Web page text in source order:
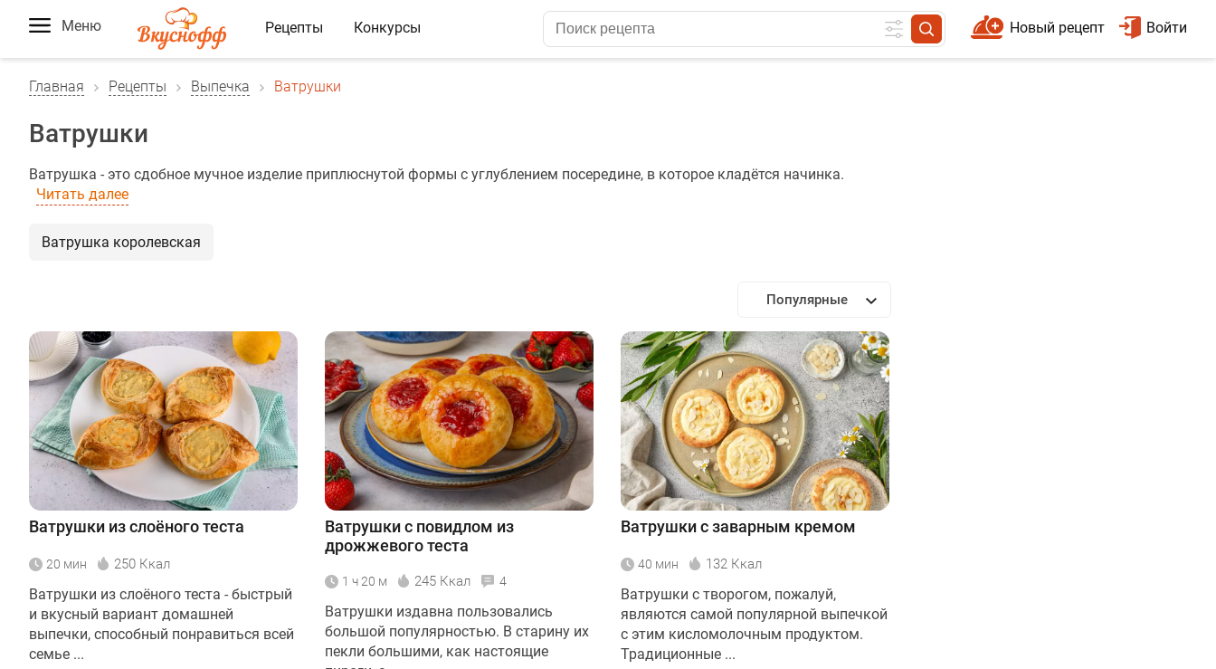
Меню Рецепты Конкурсы Войти
Новый рецепт
Главная Рецепты Выпечка Ватрушки
Ватрушки
Ватрушка - это сдобное мучное изделие приплюснутой формы с углублением посередине, в которое кладётся начинка.
Читать далее
Ватрушка королевская
Популярные
Ватрушки из слоёного теста
20 мин 250 Ккал
Ватрушки из слоёного теста - быстрый
и вкусный вариант домашней
выпечки, способный понравиться всей
семье ...
Ватрушки с повидлом из
дрожжевого теста
1 ч 20 м 245 Ккал 4
Ватрушки издавна пользовались
большой популярностью. В старину их
пекли большими, как настоящие
Ватрушки с заварным кремом
40 мин 132 Ккал
Ватрушки с творогом, пожалуй,
являются самой популярной выпечкой
с этим кисломолочным продуктом.
Традиционные ...